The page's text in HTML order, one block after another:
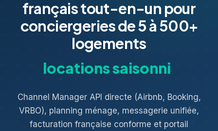
français tout-en-un pour
conciergeries de 5 à 500+
logements
locations saisonnières
Channel Manager API directe (Airbnb, Booking,
VRBO), planning ménage, messagerie unifiée,
facturation française conforme et portail